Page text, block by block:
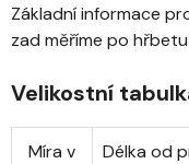
Základní informace
zad měříme po
Velikostní
Míra v
Délka od